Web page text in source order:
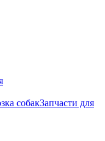
собакЗапчасти для